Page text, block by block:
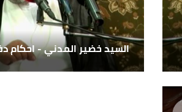
السيد خضير المدني - احكام